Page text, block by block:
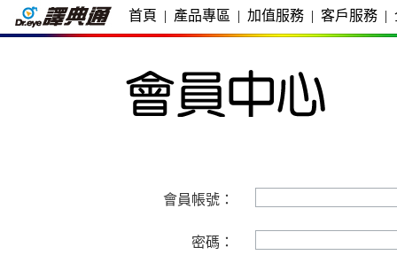
首頁 | 產品專區 | 加值服務 | 客戶服務 |
會員帳號：
密碼：